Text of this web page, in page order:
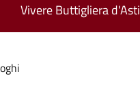
Vivere Buttigliera d'Asti